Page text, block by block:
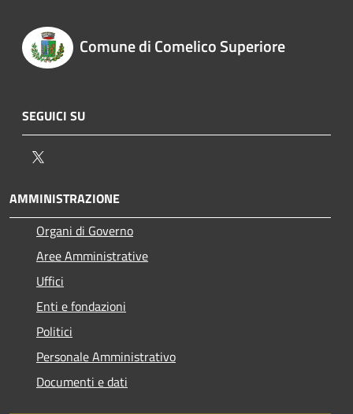
Comune di Comelico Superiore
SEGUICI SU
AMMINISTRAZIONE
Organi di Governo
Aree Amministrative
Uffici
Enti e fondazioni
Politici
Personale Amministrativo
Documenti e dati